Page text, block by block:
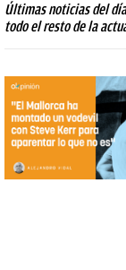
Últimas noticias del
todo el resto de la